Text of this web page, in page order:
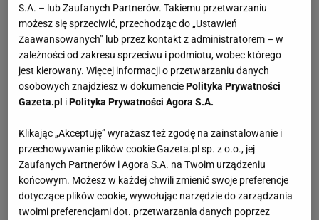
S.A. – lub Zaufanych Partnerów. Takiemu przetwarzaniu
możesz się sprzeciwić, przechodząc do „Ustawień
Zaawansowanych” lub przez kontakt z administratorem – w
zależności od zakresu sprzeciwu i podmiotu, wobec którego
jest kierowany. Więcej informacji o przetwarzaniu danych
osobowych znajdziesz w dokumenciePolityka Prywatności
Gazeta.pl iPolityka Prywatności Agora S.A.
Klikając „Akceptuję” wyrażasz też zgodę na zainstalowanie i
przechowywanie plików cookie Gazeta.pl sp. z o.o., jej
Zaufanych Partnerów i Agora S.A. na Twoim urządzeniu
końcowym. Możesz w każdej chwili zmienić swoje preferencje
dotyczące plików cookie, wywołując narzędzie do zarządzania
twoimi preferencjami dot. przetwarzania danych poprzez